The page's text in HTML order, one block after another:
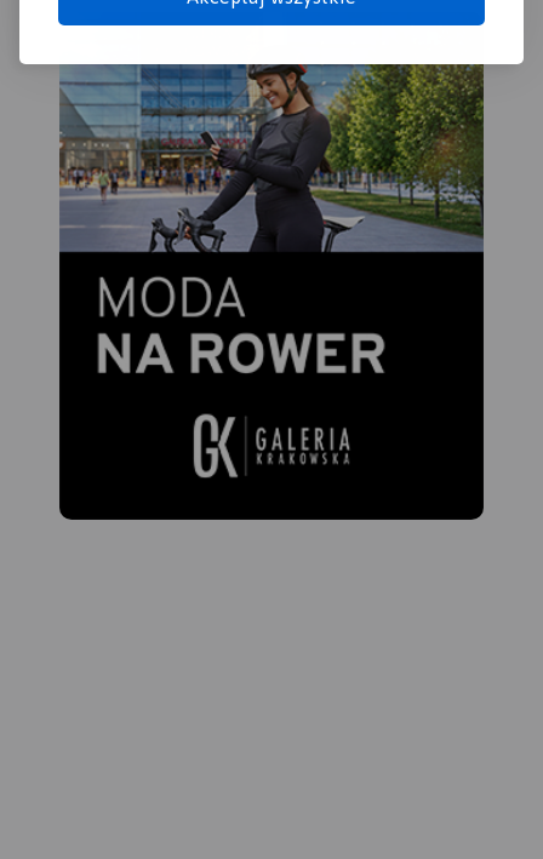
podróżujących samochodem
(m.in.: wybrane przepisy
drogowe, wymagane
dokumenty, obowiązkowe
wyposażenie samochodu,
rodzaje winiet).
Mapę offline można zakupić
w aplikacji Traseo na
urządzenia mobilne.Rok